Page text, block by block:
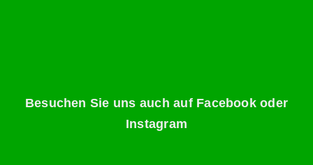
Besuchen Sie uns auch auf Facebook oder
Instagram